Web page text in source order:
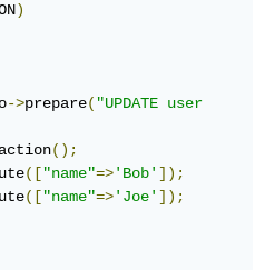
)
->prepare( "UPDATE user
();
(["name"=>'Bob' ]);
(["name"=>'Joe' ]);